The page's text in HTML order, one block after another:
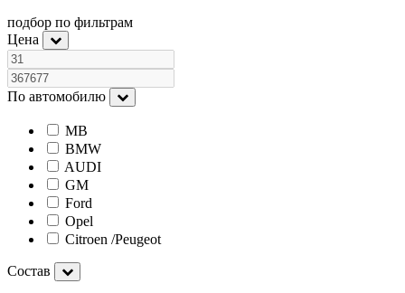
подбор по фильтрам
Цена
По автомобилю
MB
BMW
AUDI
GM
Ford
Opel
Citroen /Peugeot
Состав